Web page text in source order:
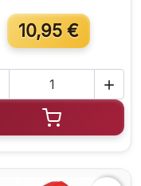
10,95 €

Aggiungi al